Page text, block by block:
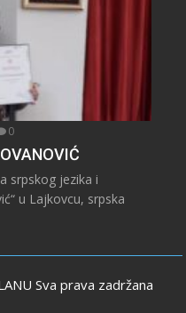
0
srpskog jezika i
u Lajkovcu, srpska
Sva prava zadržana